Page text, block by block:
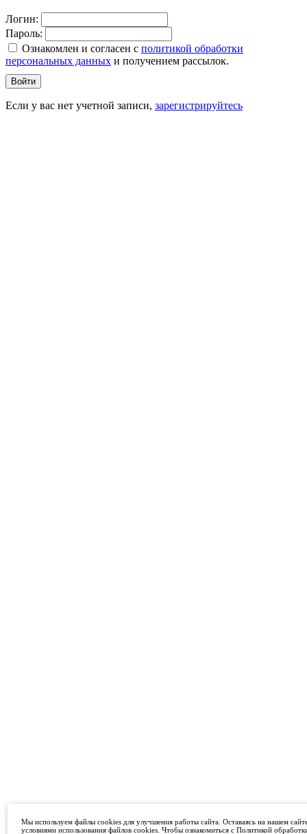
Логин:
Пароль:
Ознакомлен и согласен c политикой обработки
персональных данных и получением рассылок.
Войти
Если у вас нет учетной записи, зарегистрируйтесь
Мы используем файлы cookies для улучшения работы сайта. Оставаясь на нашем
условиями использования файлов cookies. Чтобы ознакомиться с Политикой